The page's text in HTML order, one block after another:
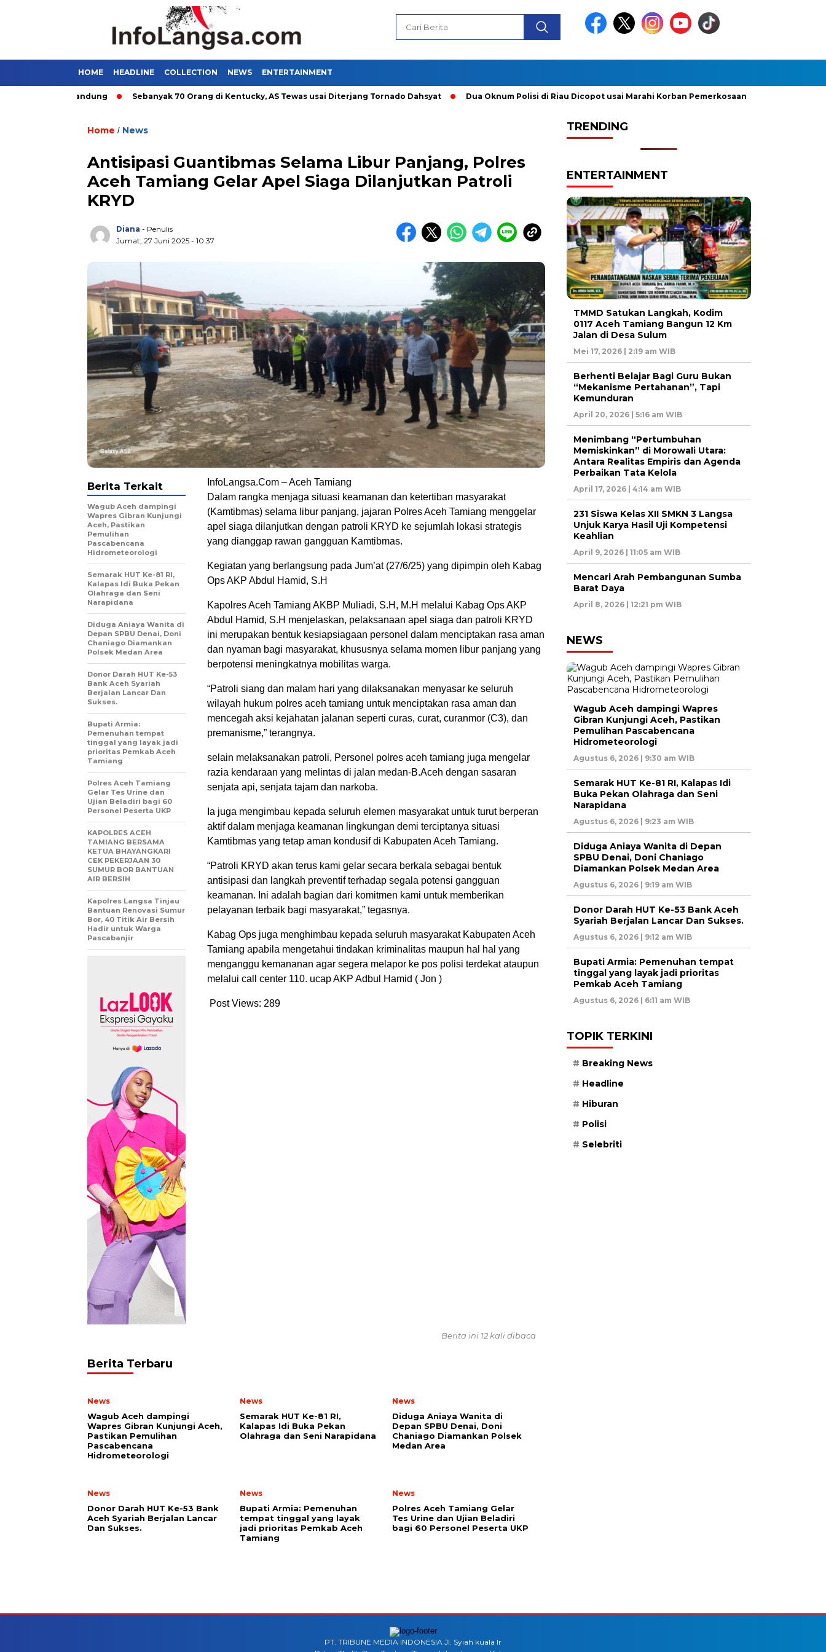
HOME HEADLINE COLLECTION NEWS ENTERTAINMENT
Umum di Bandung Sebanyak 70 Orang di Kentucky, AS Tewas usai Diterjang Tornado Dahsyat Dua Oknum Polisi di Riau Dicopot usai Marahi Korban Pemerkosaan Kemendag Cabut
Home / News
Antisipasi Guantibmas Selama Libur Panjang, Polres
Aceh Tamiang Gelar Apel Siaga Dilanjutkan Patroli
KRYD
Diana - Penulis
Jumat, 27 Juni 2025 - 10:37
InfoLangsa.Com – Aceh Tamiang
Dalam rangka menjaga situasi keamanan dan ketertiban masyarakat
(Kamtibmas) selama libur panjang, jajaran Polres Aceh Tamiang menggelar
apel siaga dilanjutkan dengan patroli KRYD ke sejumlah lokasi strategis
yang dianggap rawan gangguan Kamtibmas.
Kegiatan yang berlangsung pada Jum’at (27/6/25) yang dipimpin oleh Kabag
Ops AKP Abdul Hamid, S.H
Kapolres Aceh Tamiang AKBP Muliadi, S.H, M.H melalui Kabag Ops AKP
Abdul Hamid, S.H menjelaskan, pelaksanaan apel siaga dan patroli KRYD
ini merupakan bentuk kesiapsiagaan personel dalam menciptakan rasa aman
dan nyaman bagi masyarakat, khususnya selama momen libur panjang yang
berpotensi meningkatnya mobilitas warga.
“Patroli siang dan malam hari yang dilaksanakan menyasar ke seluruh
wilayah hukum polres aceh tamiang untuk menciptakan rasa aman dan
mencegah aksi kejahatan jalanan seperti curas, curat, curanmor (C3), dan
premanisme,” terangnya.
selain melaksanakan patroli, Personel polres aceh tamiang juga mengelar
razia kendaraan yang melintas di jalan medan-B.Aceh dengan sasaran
senjata api, senjata tajam dan narkoba.
Ia juga mengimbau kepada seluruh elemen masyarakat untuk turut berperan
aktif dalam menjaga keamanan lingkungan demi terciptanya situasi
Kamtibmas yang tetap aman kondusif di Kabupaten Aceh Tamiang.
“Patroli KRYD akan terus kami gelar secara berkala sebagai bentuk
antisipasi dan langkah preventif terhadap segala potensi gangguan
keamanan. Ini adalah bagian dari komitmen kami untuk memberikan
pelayanan terbaik bagi masyarakat,” tegasnya.
Kabag Ops juga menghimbau kepada seluruh masyarakat Kabupaten Aceh
Tamiang apabila mengetahui tindakan kriminalitas maupun hal hal yang
menganggu kemananan agar segera melapor ke pos polisi terdekat ataupun
melalui call center 110. ucap AKP Adbul Hamid ( Jon )
Post Views: 289
Berita Terkait
Wagub Aceh dampingi
Wapres Gibran Kunjungi
Aceh, Pastikan
Pemulihan
Pascabencana
Hidrometeorologi
Semarak HUT Ke-81 RI,
Kalapas Idi Buka Pekan
Olahraga dan Seni
Narapidana
Diduga Aniaya Wanita di
Depan SPBU Denai, Doni
Chaniago Diamankan
Polsek Medan Area
Donor Darah HUT Ke-53
Bank Aceh Syariah
Berjalan Lancar Dan
Sukses.
Bupati Armia:
Pemenuhan tempat
tinggal yang layak jadi
prioritas Pemkab Aceh
Tamiang
Polres Aceh Tamiang
Gelar Tes Urine dan
Ujian Beladiri bagi 60
Personel Peserta UKP
KAPOLRES ACEH
TAMIANG BERSAMA
KETUA BHAYANGKARI
CEK PEKERJAAN 30
SUMUR BOR BANTUAN
AIR BERSIH
Kapolres Langsa Tinjau
Bantuan Renovasi Sumur
Bor, 40 Titik Air Bersih
Hadir untuk Warga
Pascabanjir
Berita ini 12 kali dibaca
Berita Terbaru
News
Wagub Aceh dampingi
Wapres Gibran Kunjungi Aceh,
Pastikan Pemulihan
Pascabencana
Hidrometeorologi
News
Semarak HUT Ke-81 RI,
Kalapas Idi Buka Pekan
Olahraga dan Seni Narapidana
News
Diduga Aniaya Wanita di
Depan SPBU Denai, Doni
Chaniago Diamankan Polsek
Medan Area
News
Donor Darah HUT Ke-53 Bank
Aceh Syariah Berjalan Lancar
Dan Sukses.
News
Bupati Armia: Pemenuhan
tempat tinggal yang layak
jadi prioritas Pemkab Aceh
Tamiang
News
Polres Aceh Tamiang Gelar
Tes Urine dan Ujian Beladiri
bagi 60 Personel Peserta UKP
TRENDING
ENTERTAINMENT
TMMD Satukan Langkah, Kodim
0117 Aceh Tamiang Bangun 12 Km
Jalan di Desa Sulum
Mei 17, 2026 | 2:19 am WIB
Berhenti Belajar Bagi Guru Bukan
“Mekanisme Pertahanan”, Tapi
Kemunduran
April 20, 2026 | 5:16 am WIB
Menimbang “Pertumbuhan
Memiskinkan” di Morowali Utara:
Antara Realitas Empiris dan Agenda
Perbaikan Tata Kelola
April 17, 2026 | 4:14 am WIB
231 Siswa Kelas XII SMKN 3 Langsa
Unjuk Karya Hasil Uji Kompetensi
Keahlian
April 9, 2026 | 11:05 am WIB
Mencari Arah Pembangunan Sumba
Barat Daya
April 8, 2026 | 12:21 pm WIB
NEWS
Wagub Aceh dampingi Wapres
Gibran Kunjungi Aceh, Pastikan
Pemulihan Pascabencana
Hidrometeorologi
Agustus 6, 2026 | 9:30 am WIB
Semarak HUT Ke-81 RI, Kalapas Idi
Buka Pekan Olahraga dan Seni
Narapidana
Agustus 6, 2026 | 9:23 am WIB
Diduga Aniaya Wanita di Depan
SPBU Denai, Doni Chaniago
Diamankan Polsek Medan Area
Agustus 6, 2026 | 9:19 am WIB
Donor Darah HUT Ke-53 Bank Aceh
Syariah Berjalan Lancar Dan Sukses.
Agustus 6, 2026 | 9:12 am WIB
Bupati Armia: Pemenuhan tempat
tinggal yang layak jadi prioritas
Pemkab Aceh Tamiang
Agustus 6, 2026 | 6:11 am WIB
TOPIK TERKINI
Breaking News
Headline
Hiburan
Polisi
Selebriti
PT. TRIBUNE MEDIA INDONESIA Jl. Syiah kuala lr